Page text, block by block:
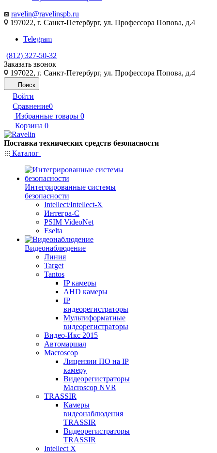
ravelin@ravelinspb.ru
197022, г. Санкт-Петербург, ул. Профессора Попова, д.4
Telegram
(812) 327-50-32
Заказать звонок
197022, г. Санкт-Петербург, ул. Профессора Попова, д.4
Поиск
Войти
Сравнение0
Избранные товары 0
Корзина 0
Поставка технических средств безопасности
Каталог
Интегрированные системы
безопасности
Intellect/Intellect-X
Интегра-С
PSIM VideoNet
Eselta
Видеонаблюдение
Линия
Target
Tantos
IP камеры
AHD камеры
IP
видеорегистраторы
Мультиформатные
видеорегистраторы
Видео-Икс 2015
Автомаршал
Macroscop
Лицензии ПО на IP
камеру
Видеорегистраторы
Macroscop NVR
TRASSIR
Камеры
видеонаблюдения
TRASSIR
Видеорегистраторы
TRASSIR
Intellect X